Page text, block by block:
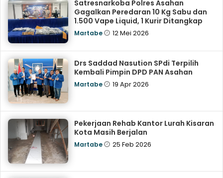
Satresnarkoba Polres Asahan
Gagalkan Peredaran 10 Kg Sabu dan
1.500 Vape Liquid, 1 Kurir Ditangkap
Martabe 12 Mei 2026
Drs Saddad Nasution SPdi Terpilih
Kembali Pimpin DPD PAN Asahan
Martabe 19 Apr 2026
Pekerjaan Rehab Kantor Lurah Kisaran
Kota Masih Berjalan
Martabe 25 Feb 2026